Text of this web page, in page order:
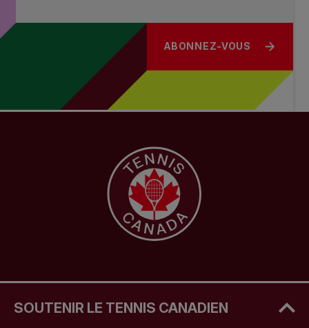
ABONNEZ-VOUS
SOUTENIR LE TENNIS CANADIEN